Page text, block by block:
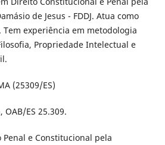
de Jesus - FDDJ. Atua como
experiência em metodologia
Propriedade Intelectual e
(25309/ES)
ES 25.309.
e Constitucional pela